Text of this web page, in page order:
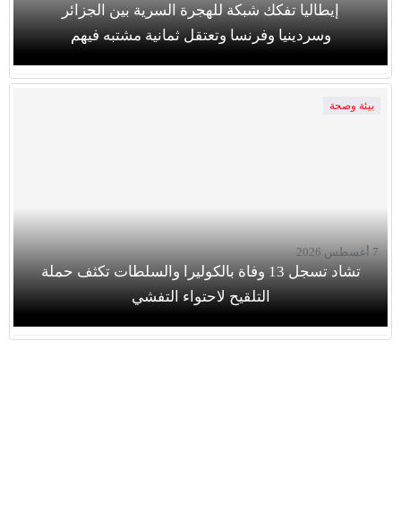
إيطاليا تفكك شبكة للهجرة السرية بين الجزائر
وسردينيا وفرنسا وتعتقل ثمانية مشتبه فيهم
بيئة وصحة
تشاد تسجل 13 وفاة بالكوليرا والسلطات تكثف حملة
التلقيح لاحتواء التفشي
7 أغسطس 2026